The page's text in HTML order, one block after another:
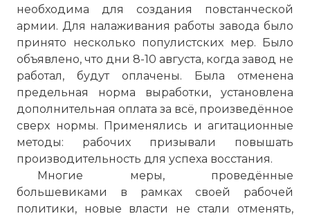
необходима для создания повстанческой
армии. Для налаживания работы завода было
принято несколько популистских мер. Было
объявлено, что дни 8-10 августа, когда завод не
работал, будут оплачены. Была отменена
предельная норма выработки, установлена
дополнительная оплата за всё, произведённое
сверх нормы. Применялись и агитационные
методы: рабочих призывали повышать
производительность для успеха восстания.
Многие меры, проведённые
большевиками в рамках своей рабочей
политики, новые власти не стали отменять,